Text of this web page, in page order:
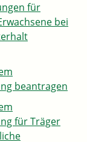
für
bei
beantragen
für Träger